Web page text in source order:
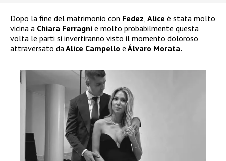
Dopo la fine del matrimonio con Fedez Alice è stata molto
vicina a Chiara Ferragni e molto probabilmente questa
volta le parti si invertiranno visto il momento doloroso
attraversato da Alice Campello e Álvaro Morata.